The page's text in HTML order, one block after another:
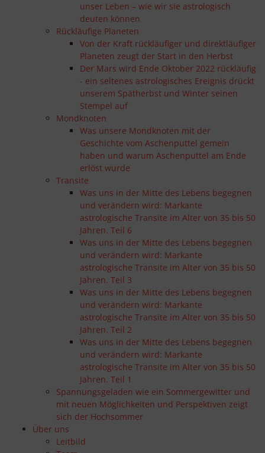
unser Leben – wie wir sie astrologisch
deuten können
Rückläufige Planeten
Von der Kraft rückläufiger und direktläufiger
Planeten zeugt der Start in den Herbst
Der Mars wird Ende Oktober 2022 rückläufig
- ein seltenes astrologisches Ereignis drückt
unserem Spätherbst und Winter seinen
Stempel auf
Mondknoten
Was unsere Mondknoten mit der
Geschichte vom Aschenputtel gemein
haben und warum Aschenputtel am Ende
erlöst wurde
Transite
Was uns in der Mitte des Lebens begegnen
und verändern wird: Markante
astrologische Transite im Alter von 35 bis 50
Jahren. Teil 6
Was uns in der Mitte des Lebens begegnen
und verändern wird: Markante
astrologische Transite im Alter von 35 bis 50
Jahren. Teil 3
Was uns in der Mitte des Lebens begegnen
und verändern wird: Markante
astrologische Transite im Alter von 35 bis 50
Jahren. Teil 2
Was uns in der Mitte des Lebens begegnen
und verändern wird: Markante
astrologische Transite im Alter von 35 bis 50
Jahren. Teil 1
Spannungsgeladen wie ein Sommergewitter und
mit neuen Möglichkeiten und Perspektiven zeigt
sich der Hochsommer
Über uns
Leitbild